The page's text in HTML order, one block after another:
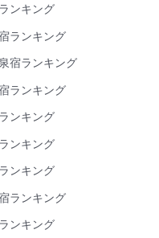
ンキング
ランキング
宿ランキング
ランキング
ンキング
ンキング
ンキング
ランキング
ンキング